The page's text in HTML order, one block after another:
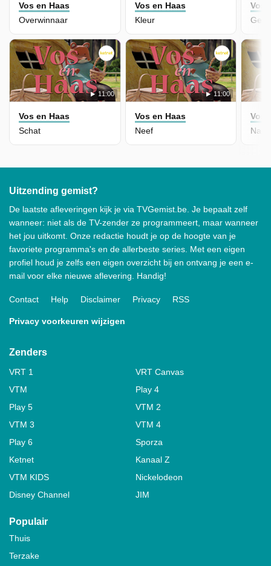
Vos en Haas
Overwinnaar
Vos en Haas
Kleur
11:00
Vos en Haas
Schat
11:00
Vos en Haas
Neef
Vos
Vos
Uitzending gemist?
De laatste afleveringen kijk je via TVGemist.be. Je bepaalt zelf
wanneer: niet als de TV-zender ze programmeert, maar wanneer
het jou uitkomt. Onze redactie houdt je op de hoogte van je
favoriete programma's en de allerbeste series. Met een eigen
profiel houd je zelfs een eigen overzicht bij en ontvang je een e-
mail voor elke nieuwe aflevering. Handig!
Contact Help Disclaimer Privacy RSS
Privacy voorkeuren wijzigen
Zenders
VRT 1
VRT Canvas
VTM
Play 4
Play 5
VTM 2
VTM 3
VTM 4
Play 6
Sporza
Ketnet
Kanaal Z
VTM KIDS
Nickelodeon
Disney Channel
JIM
Populair
Thuis
Terzake